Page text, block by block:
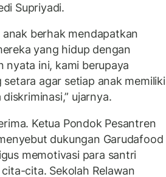
Supriyadi.
berhak mendapatkan
yang hidup dengan
nyata ini, kami berupaya
agar setiap anak memiliki
ujarnya.
Ketua Pondok Pesantren
dukungan Garudafood
memotivasi para santri
cita. Sekolah Relawan